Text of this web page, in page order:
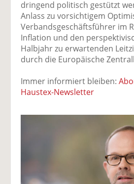
dringend politisch gestützt
Anlass zu vorsichtigem
Verbandsgeschäftsführer im
Inflation und den
Halbjahr zu erwartenden
durch die Europäische
Immer informiert bleiben:
Haustex-Newsletter